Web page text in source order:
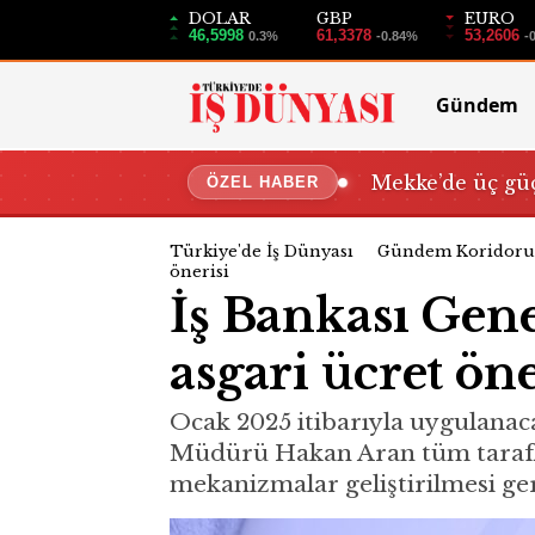
DOLAR
46,5998 0.3%
GBP
61,3378 -0.84%
EURO
53,2606 -
Gündem
ÖZEL HABER Mekke’de üç
Türkiye'de İş Dünyası
Gündem Koridoru
önerisi
İş Bankası
asgari ücret
Ocak 2025 itibarıyla
Müdürü Hakan Aran tüm
mekanizmalar geliştirilmesi